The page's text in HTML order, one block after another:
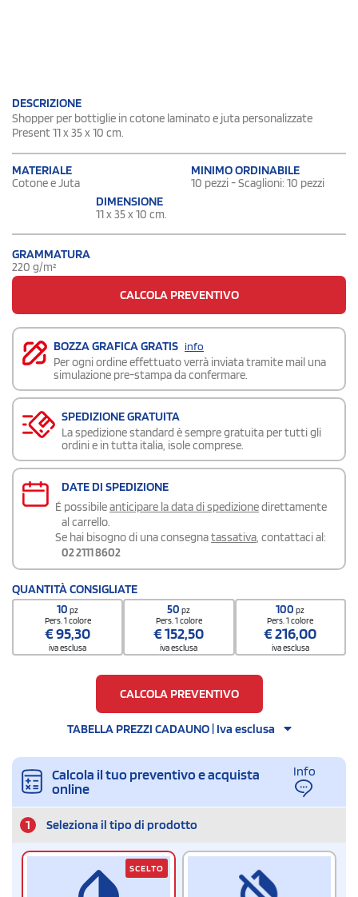
DESCRIZIONE
Shopper per bottiglie in cotone laminato e juta personalizzate
Present 11 x 35 x 10 cm.
MATERIALE
Cotone e Juta
MINIMO ORDINABILE
10 pezzi - Scaglioni: 10 pezzi
DIMENSIONE
11 x 35 x 10 cm.
GRAMMATURA
220 g/m²
CALCOLA PREVENTIVO
BOZZA GRAFICA GRATIS info
Per ogni ordine effettuato verrà inviata tramite mail una
simulazione pre-stampa da confermare.
SPEDIZIONE GRATUITA
La spedizione standard è sempre gratuita per tutti gli
ordini e in tutta italia, isole comprese.
DATE DI SPEDIZIONE
É possibileanticipare la data di spedizionedirettamente
al carrello.
Se hai bisogno di una consegnatassativa, contattaci al:
02 2111 8602
QUANTITÀ CONSIGLIATE
10pz
Pers. 1 colore
€95,30
iva esclusa
50pz
Pers. 1 colore
€152,50
iva esclusa
100pz
Pers. 1 colore
€216,00
iva esclusa
CALCOLA PREVENTIVO
TABELLA PREZZI CADAUNO | Iva esclusa
Calcola il tuo preventivo e acquista
online
Info
1 Seleziona il tipo di prodotto
SCELTO